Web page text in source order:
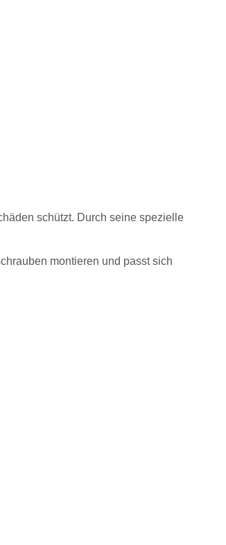
schützt. Durch seine spezielle
montieren und passt sich